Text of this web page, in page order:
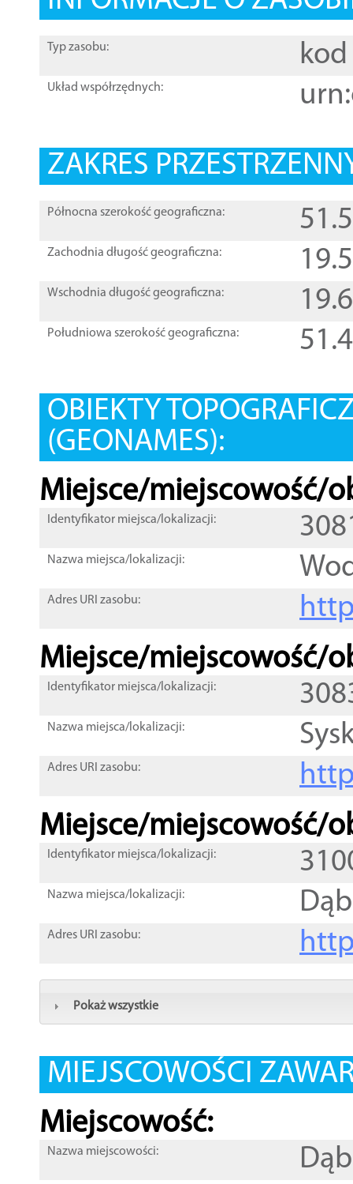
Typ zasobu: kod
Układ współrzędnych:
ZAKRES
Północna szerokość geograficzna:
Zachodnia długość geograficzna:
Wschodnia długość geograficzna:
Południowa szerokość geograficzna:
OBIEKTY
(GEONAMES):
Miejsce/miejscowość/
Identyfikator miejsca/lokalizacji:
Nazwa miejsca/lokalizacji:
Adres URI zasobu:
Miejsce/miejscowość/
Identyfikator miejsca/lokalizacji:
Nazwa miejsca/lokalizacji:
Adres URI zasobu:
Miejsce/miejscowość/
Identyfikator miejsca/lokalizacji:
Nazwa miejsca/lokalizacji:
Adres URI zasobu:
Pokaż wszystkie
MIEJSCOWOŚCI
Miejscowość:
Nazwa miejscowości: